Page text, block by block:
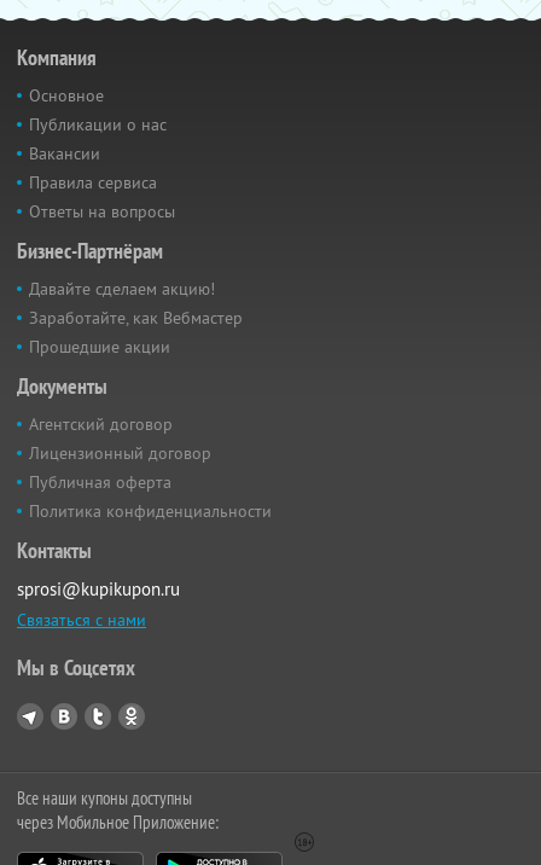
Компания
Основное
Публикации о нас
Вакансии
Правила сервиса
Ответы на вопросы
Бизнес-Партнёрам
Давайте сделаем акцию!
Заработайте, как Вебмастер
Прошедшие акции
Документы
Агентский договор
Лицензионный договор
Публичная оферта
Политика конфиденциальности
Контакты
sprosi@kupikupon.ru
Связаться с нами
Мы в Соцсетях
Все наши купоны доступны
через Мобильное Приложение: